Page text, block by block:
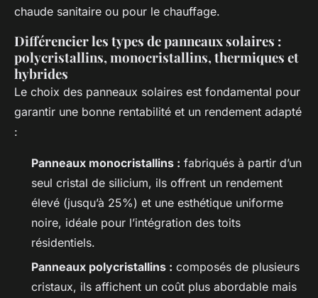
chaude sanitaire ou pour le chauffage.
Différencier les types de panneaux solaires :
polycristallins, monocristallins, thermiques et
hybrides
Le choix des panneaux solaires est fondamental pour
garantir une bonne rentabilité et un rendement adapté
:
Panneaux monocristallins : fabriqués à partir d’un
seul cristal de silicium, ils offrent un rendement
élevé (jusqu’à 25%) et une esthétique uniforme
noire, idéale pour l’intégration des toits
résidentiels.
Panneaux polycristallins : composés de plusieurs
cristaux, ils affichent un coût plus abordable mais